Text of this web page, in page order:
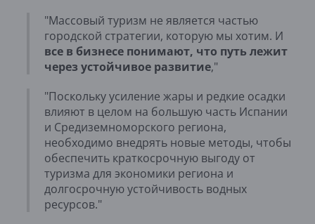
"Массовый туризм не является частью
городской стратегии, которую мы хотим. И
все в бизнесе понимают, что путь лежит
через устойчивое развитие,"
"Поскольку усиление жары и редкие осадки
влияют в целом на большую часть Испании
и Средиземноморского региона,
необходимо внедрять новые методы, чтобы
обеспечить краткосрочную выгоду от
туризма для экономики региона и
долгосрочную устойчивость водных
ресурсов."